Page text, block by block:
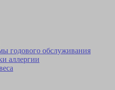
годового обслуживания
аллергии